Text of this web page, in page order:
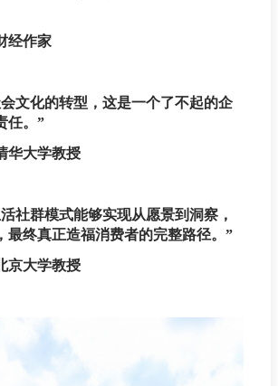
经作家
文化的转型，这是一个了不起的企
任。”
大学教授
社群模式能够实现从愿景到洞察，
最终真正造福消费者的完整路径。”
大学教授